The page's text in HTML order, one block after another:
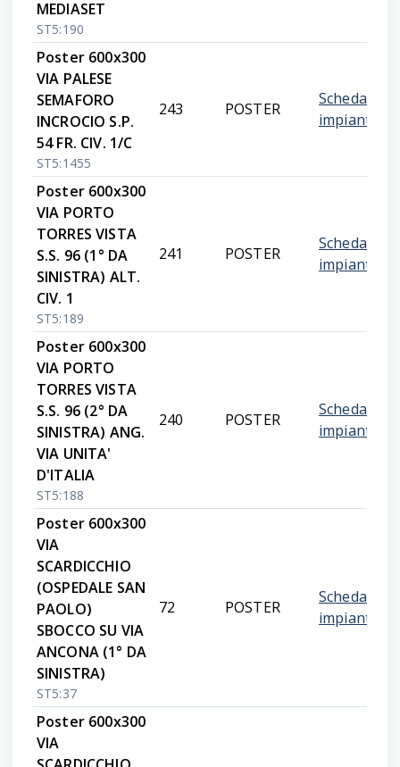
MEDIASET
ST5:190
Poster 600x300
VIA PALESE
SEMAFORO
INCROCIO S.P.
54 FR. CIV. 1/C
ST5:1455
243 POSTER
Scheda
impianto
Poster 600x300
VIA PORTO
TORRES VISTA
S.S. 96 (1° DA
SINISTRA) ALT.
CIV. 1
ST5:189
241 POSTER
Scheda
impianto
Poster 600x300
VIA PORTO
TORRES VISTA
S.S. 96 (2° DA
SINISTRA) ANG.
VIA UNITA'
D'ITALIA
ST5:188
240 POSTER
Scheda
impianto
Poster 600x300
VIA
SCARDICCHIO
(OSPEDALE SAN
PAOLO)
SBOCCO SU VIA
ANCONA (1° DA
SINISTRA)
ST5:37
72 POSTER
Scheda
impianto
Poster 600x300
VIA